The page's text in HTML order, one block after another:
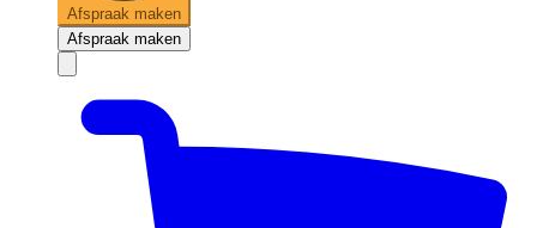
Afspraak maken
Afspraak maken